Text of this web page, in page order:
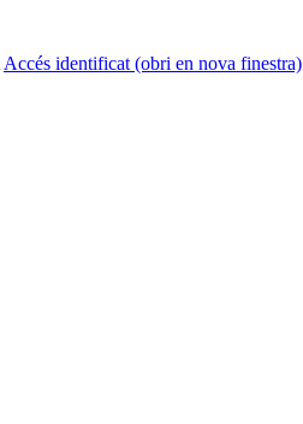
Accés identificat (obri en nova finestra)